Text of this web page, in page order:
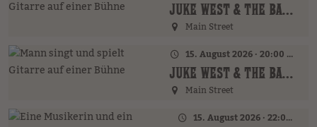
JUKE WEST & THE BAND (AT)
Main Street
15. August 2026 · 20:00 Uhr
JUKE WEST & THE BAND (AT)
Main Street
15. August 2026 · 22:00 Uhr